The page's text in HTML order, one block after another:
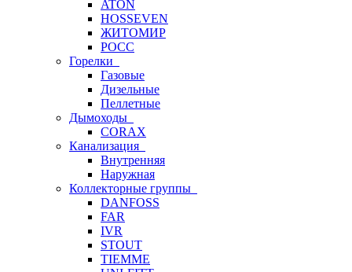
ATON
HOSSEVEN
ЖИТОМИР
РОСС
Горелки
Газовые
Дизельные
Пеллетные
Дымоходы
CORAX
Канализация
Внутренняя
Наружная
Коллекторные группы
DANFOSS
FAR
IVR
STOUT
TIEMME